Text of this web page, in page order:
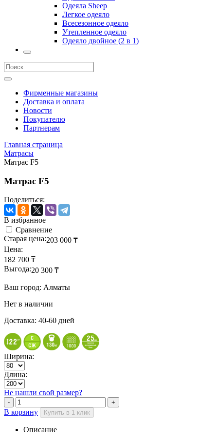
Одеяла Sheep
Легкое одеяло
Всесезонное одеяло
Утепленное одеяло
Одеяло двойное (2 в 1)
Фирменные магазины
Доставка и оплата
Новости
Покупателю
Партнерам
Главная страница
Матрасы
Матрас F5
Матрас F5
Поделиться:
В избранное
Сравнение
Старая цена:203 000 ₸
Цена:
182 700 ₸
Выгода:20 300 ₸
Ваш город: Алматы
Нет в наличии
Доставка: 40-60 дней
Ширина:
Длина:
Не нашли свой размер?
В корзину Купить в 1 клик
Описание